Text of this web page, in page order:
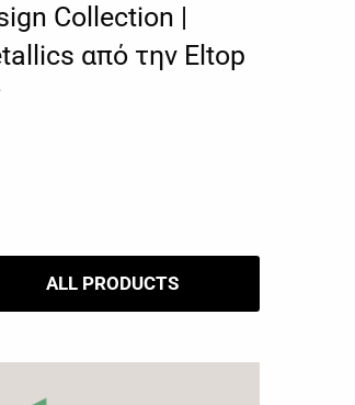
Collection |
από την Eltop
ALL PRODUCTS